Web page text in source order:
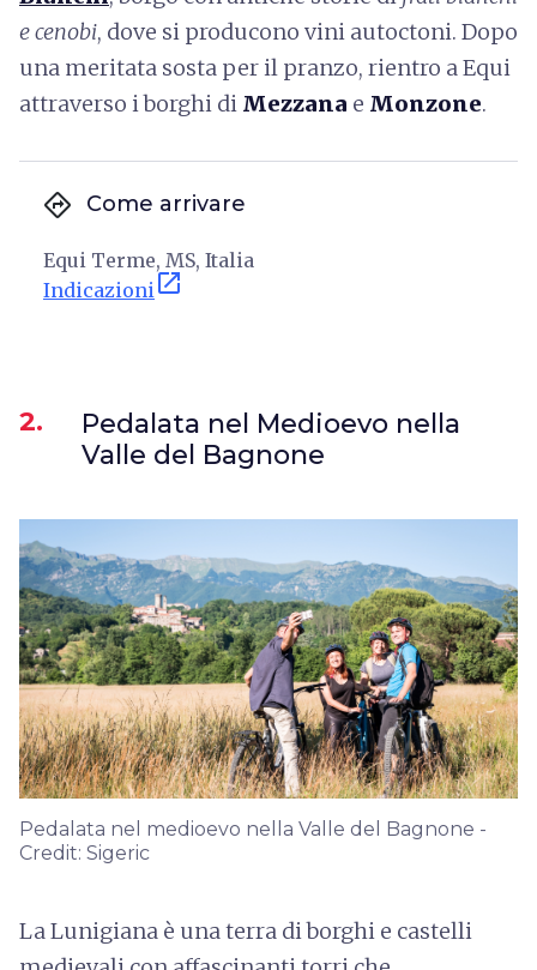
e cenobi, dove si producono vini autoctoni. Dopo
una meritata sosta per il pranzo, rientro a Equi
attraverso i borghi di Mezzana e Monzone.
directions Come arrivare
Equi Terme, MS, Italia
Indicazioni open_in_new
2.
Pedalata nel Medioevo nella
Valle del Bagnone
Pedalata nel medioevo nella Valle del Bagnone -
Credit: Sigeric
La Lunigiana è una terra di borghi e castelli